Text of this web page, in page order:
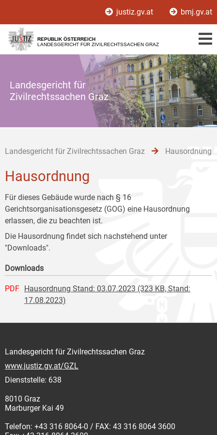
[1]
[2]
[3]
justiz.gv.at bmj.gv.at
REPUBLIK ÖSTERREICH
LANDESGERICHT FÜR ZIVILRECHTSSACHEN GRAZ
Landesgericht für
Zivilrechtssachen Graz
Landesgericht für Zivilrechtssachen Graz Hausordnung
Hausordnung
Für dieses Gebäude wurde nach § 16
Gerichtsorganisationsgesetz (GOG) eine Hausordnung
erlassen, die zu beachten ist.
Die Hausordnung findet sich nachstehend unter
"Downloads".
Downloads
PDF
Hausordnung Stand: 03.07.2023 (323 KB, Stand:
17.08.2023)
Landesgericht für Zivilrechtssachen Graz
www.justiz.gv.at/GZL
Dienststelle: 638
8010 Graz
Marburger Kai 49
Telefon: +43 316 8064-0 / FAX: 43 316 8064 3600